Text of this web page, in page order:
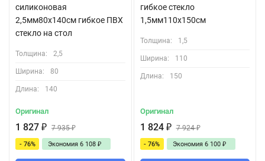
силиконовая
2,5мм80x140см гибкое ПВХ
стекло на стол
Толщина: 2,5
Ширина: 80
Длина: 140
Оригинал
1 827 ₽ 7 935₽
- 76% Экономия 6 108 ₽
гибкое стекло
1,5мм110x150см
Толщина: 1,5
Ширина: 110
Длина: 150
Оригинал
1 824 ₽ 7 924₽
- 76% Экономия 6 100 ₽